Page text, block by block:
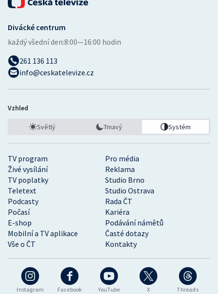
Instagram Facebook YouTube X Threads
TV program
Pro média
Živé vysílání
Reklama
TV poplatky
Studio Brno
Teletext
Studio Ostrava
Podcasty
Rada ČT
Počasí
Kariéra
E-shop
Podávání námětů
Mobilní a TV aplikace
Časté dotazy
Vše o ČT
Kontakty
Divácké centrum
každý všední den:8:00—16:00 hodin
261 136 113
info@ceskatelevize.cz
Vzhled
Světlý Tmavý Systém